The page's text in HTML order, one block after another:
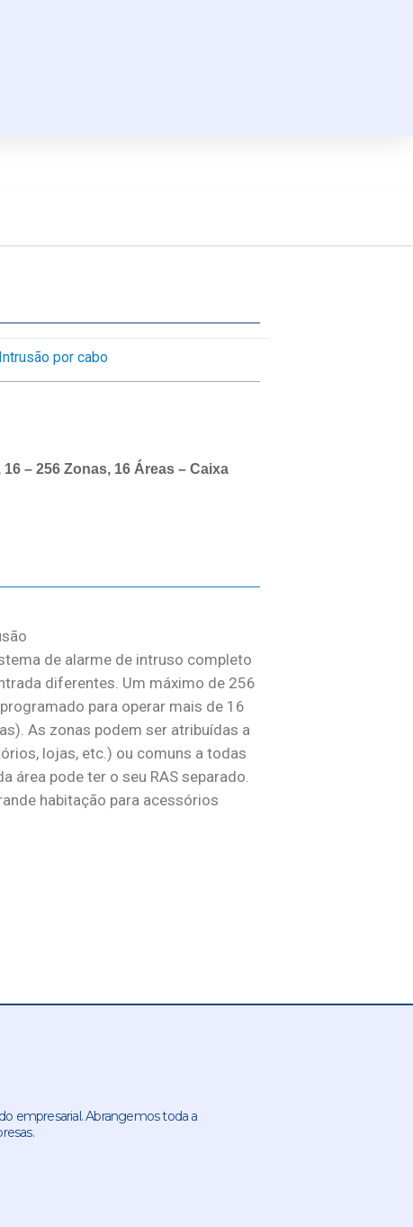
Intrusão por cabo
– 256 Zonas, 16 Áreas – Caixa
de alarme de intruso completo
diferentes. Um máximo de 256
para operar mais de 16
As zonas podem ser atribuídas a
lojas, etc.) ou comuns a todas
área pode ter o seu RAS separado.
habitação para acessórios
empresarial. Abrangemos toda a